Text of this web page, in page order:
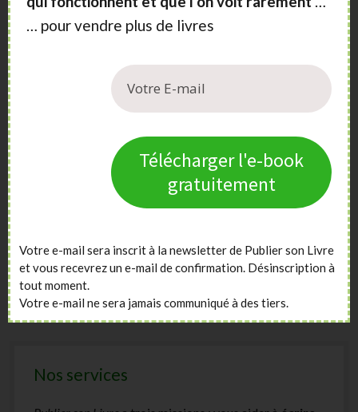
Nos services
… pour vendre plus de livres
Télécharger l'e-book
gratuitement
Votre e-mail sera inscrit à la newsletter de Publier son Livre
et vous recevrez un e-mail de confirmation. Désinscription à
tout moment.
Votre e-mail ne sera jamais communiqué à des tiers.